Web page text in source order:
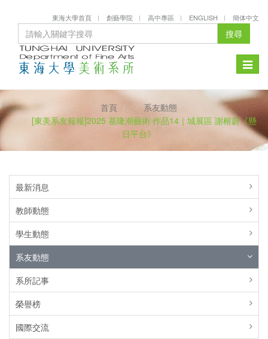
東海大學首頁 創藝學院 高中專區 ENGLISH 簡体中文
搜尋
Toggle
首頁
系友動態
[東美系友報報]2025 基隆潮藝術 作品14｜城展區 謝榕蔚《懸
日平台》
最新消息
教師動態
學生動態
系友動態
系所記事
榮譽榜
國際交流